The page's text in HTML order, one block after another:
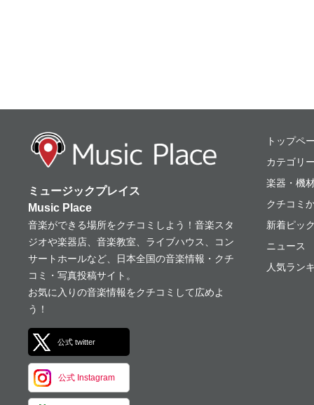
ミュージックプレ
ミュージックプレイス
Music Place
音楽ができる場所をクチコミしよう！音楽スタ
ジオや楽器店、音楽教室、ライブハウス、コン
サートホールなど、日本全国の音楽情報・クチ
コミ・写真投稿サイト。
お気に入りの音楽情報をクチコミして広めよ
う！
公式 twitter
公式 Instagram
トップペ
カテゴリ
楽器・機
クチコミ
新着ピッ
ニュース
人気ラン